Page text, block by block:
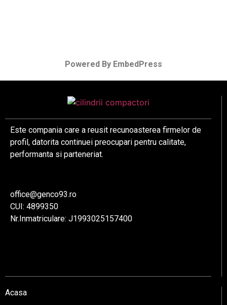
Powered By EmbedPress
Este compania care a reusit recunoasterea firmelor de
profil, datorita continuei preocupari pentru calitate,
performanta si parteneriat.
office@genco93.ro
CUI: 4899350
Nr.Inmatriculare: J1993025157400
Acasa